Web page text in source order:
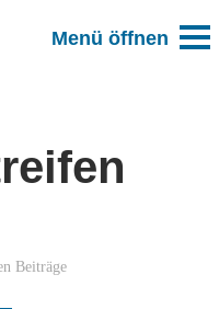
Beiträge